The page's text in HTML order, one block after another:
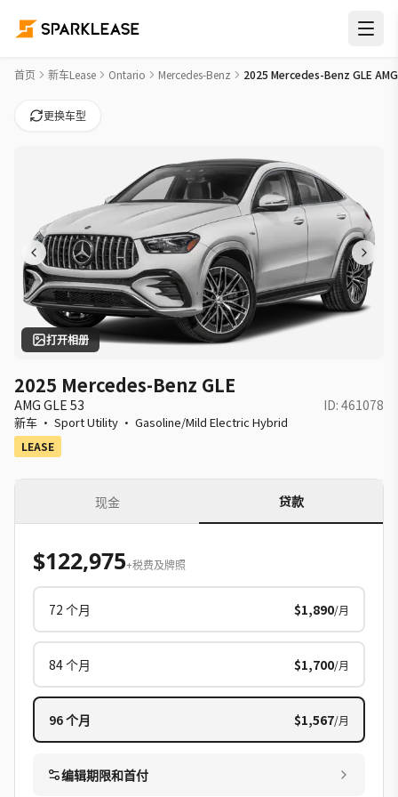
2025 Mercedes-Benz GLE AMG GLE 53 Car Lease Deals in 宾
首页 新车Lease Ontario Mercedes-Benz 2025 Mercedes-Benz GLE
更换车型
打开相册
2025 Mercedes-Benz GLE
AMG GLE 53 ID: 461078
新车 · Sport Utility · Gasoline/Mild Electric Hybrid
LEASE
现金 贷款
$122,975+税费及牌照
72 个月 $1,890/月
84个月 $1,700/月
96个月 $1,567/月
编辑期限和首付